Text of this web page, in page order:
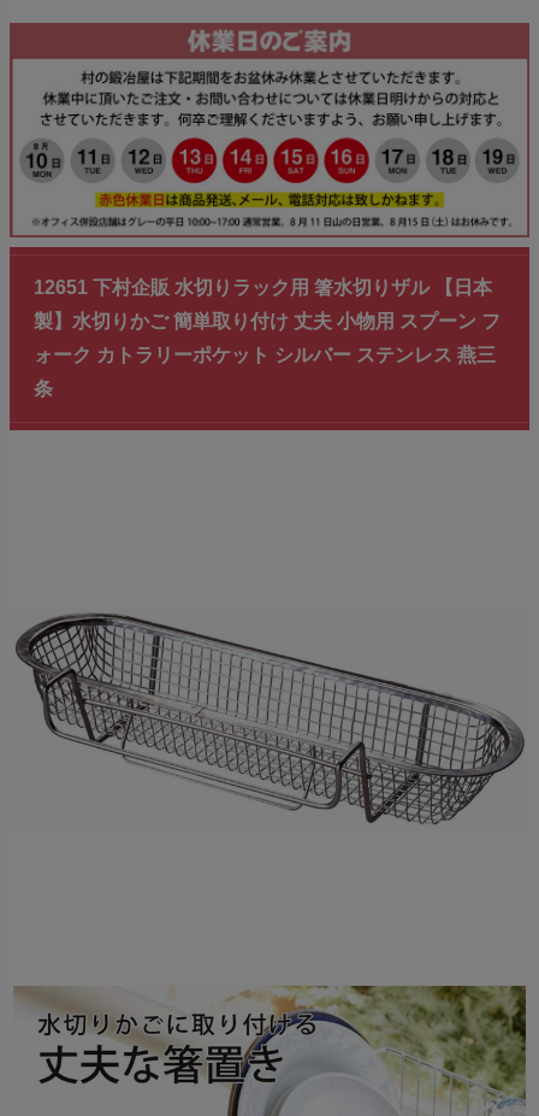
12651 下村企販 水切りラック用 箸水切りザル 【日本
製】水切りかご 簡単取り付け 丈夫 小物用 スプーン フ
ォーク カトラリーポケット シルバー ステンレス 燕三
条